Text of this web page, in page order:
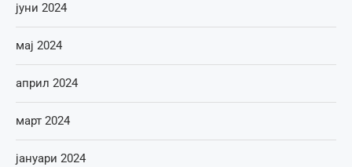
јуни 2024
мај 2024
април 2024
март 2024
јануари 2024